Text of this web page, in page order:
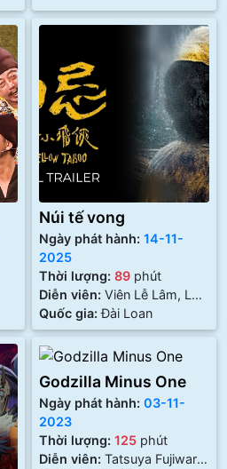
Núi tế vong
Ngày phát hành: 14-11-
2025
Thời lượng: 89 phút
Diễn viên: Viên Lễ Lâm, Lưu
Dĩ Hào
Quốc gia: Đài Loan
Godzilla Minus One
Ngày phát hành: 03-11-
2023
Thời lượng: 125 phút
Diễn viên: Tatsuya Fujiwara,